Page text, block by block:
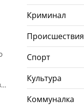
Криминал
Происшествия
Спорт
Культура
Коммуналка